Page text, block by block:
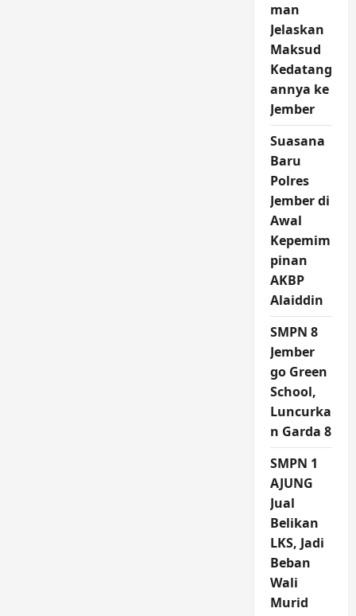
man
Jelaskan
Maksud
Kedatang
annya ke
Jember
Suasana
Baru
Polres
Jember di
Awal
Kepemim
pinan
AKBP
Alaiddin
SMPN 8
Jember
go Green
School,
Luncurka
n Garda 8
SMPN 1
AJUNG
Jual
Belikan
LKS, Jadi
Beban
Wali
Murid